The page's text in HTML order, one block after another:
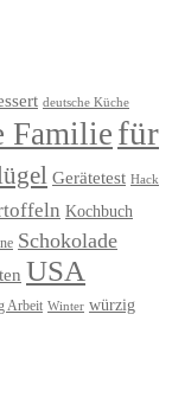
deutsche Küche
Familiefür
Gerätetest Hack
Kochbuch
Schokolade
USA
Arbeit Winter würzig